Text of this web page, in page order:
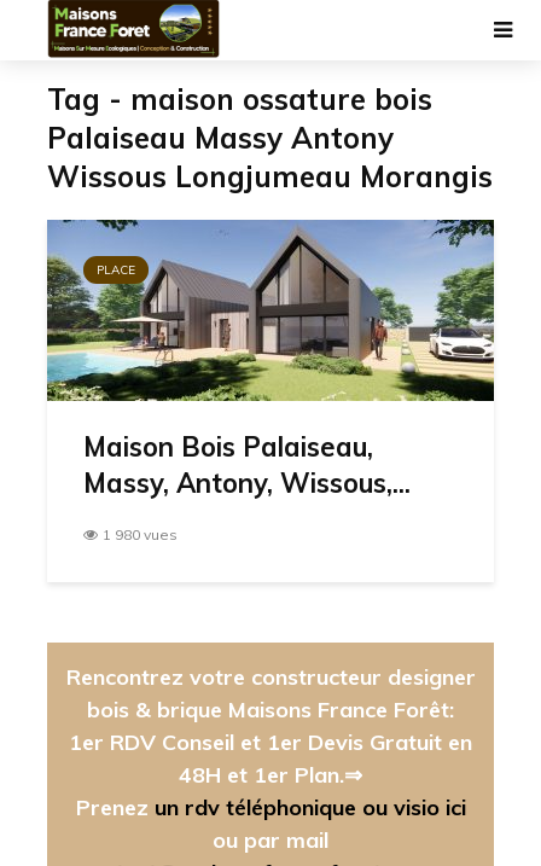
Tag - maison ossature bois
Palaiseau Massy Antony
Wissous Longjumeau Morangis
PLACE
Maison Bois Palaiseau,
Massy, Antony, Wissous,...
1 980 vues
Rencontrez votre constructeur designer
bois & brique Maisons France Forêt:
1er RDV Conseil et 1er Devis Gratuit en
48H et 1er Plan.⇒
Prenez un rdv téléphonique ou visio ici
ou par mail